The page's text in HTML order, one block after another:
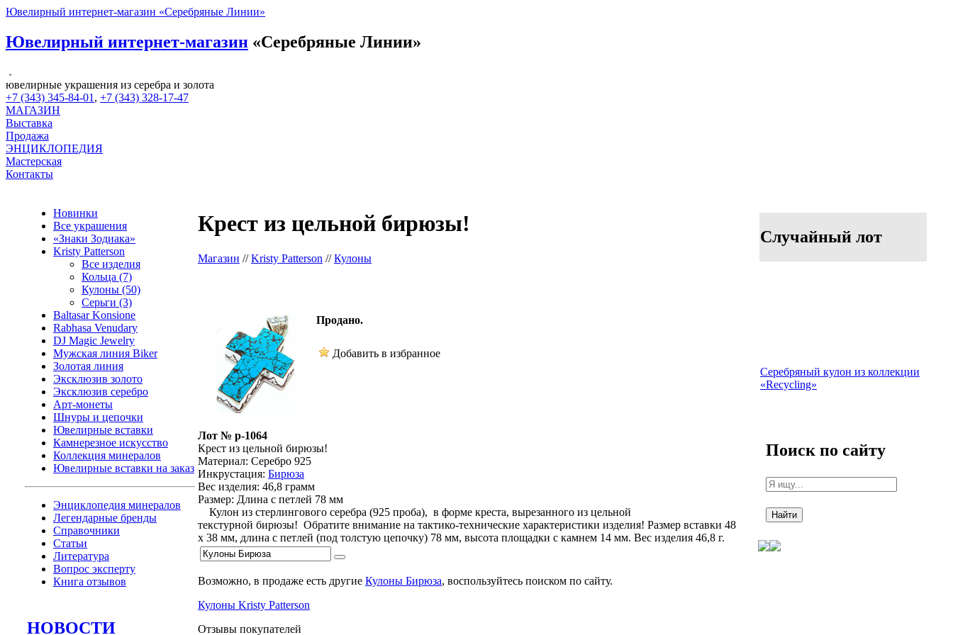
Ювелирный интернет-магазин «Серебряные Линии»
Ювелирный интернет-магазин «Серебряные Линии»
ювелирные украшения из серебра и золота
+7 (343) 345-84-01 , +7 (343) 328-17-47
МАГАЗИН
Выставка
Продажа
ЭНЦИКЛОПЕДИЯ
Мастерская
Контакты
Новинки
Все украшения
«Знаки Зодиака»
Kristy Patterson
Все изделия
Кольца (7)
Кулоны (50)
Серьги (3)
Baltasar Konsione
Rabhasa Venudary
DJ Magic Jewelry
Мужская линия Biker
Золотая линия
Эксклюзив золото
Эксклюзив серебро
Арт-монеты
Шнуры и цепочки
Ювелирные вставки
Камнерезное искусство
Коллекция минералов
Ювелирные вставки на заказ
Энциклопедия минералов
Легендарные бренды
Справочники
Статьи
Литература
Вопрос эксперту
Книга отзывов
НОВОСТИ
Крест из цельной бирюзы!
Магазин //Kristy Patterson //Кулоны
Продано.
Добавить в избранное
Лот № p-1064
Крест из цельной бирюзы!
Материал: Серебро 925
Инкрустация: Бирюза
Вес изделия: 46,8 грамм
Размер: Длина с петлей 78 мм
Кулон из стерлингового серебра (925 проба), в форме креста, вырезанного из цельной
текстурной бирюзы! Обратите внимание на тактико-технические характеристики изделия! Размер вставки 48
х 38 мм, длина с петлей (под толстую цепочку) 78 мм, высота площадки с камнем 14 мм. Вес изделия 46,8 г.
Возможно, в продаже есть другие Кулоны Бирюза, воспользуйтесь поиском по сайту.
Кулоны Kristy Patterson
Отзывы покупателей
Случайный лот
Серебряный кулон из коллекции
«Recycling»
Поиск по сайту